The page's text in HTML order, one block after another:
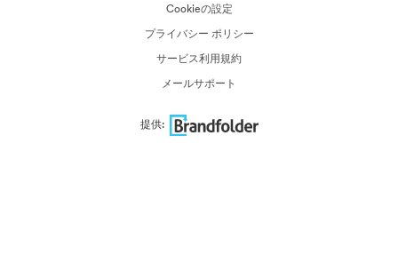
Cookieの設定
プライバシー ポリシー
サービス利用規約
メールサポート
提供: